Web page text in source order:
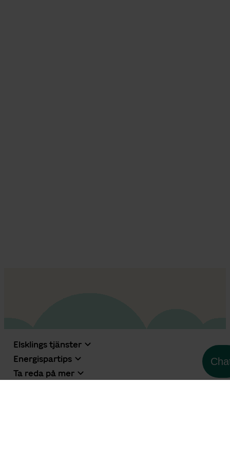
Elsklings tjänster
Energispartips
Ta reda på mer